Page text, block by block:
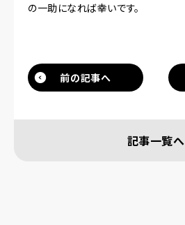
の一助になれば幸いです。
投
稿
ビ
⇦ 前の記事へ
記事一覧へ